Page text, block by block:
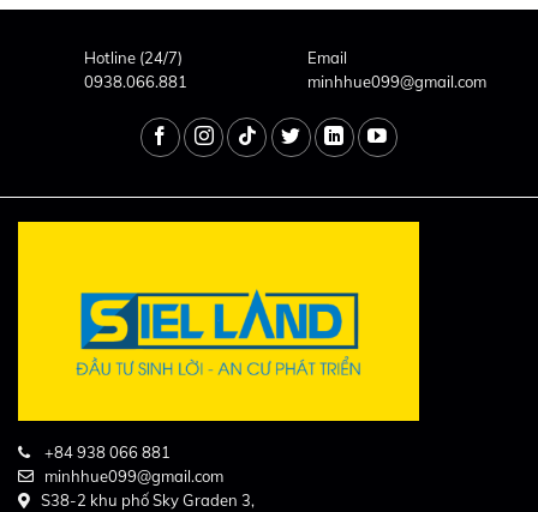
Hotline (24/7)
0938.066.881
Email
minhhue099@gmail.com
+84 938 066 881
minhhue099@gmail.com
S38-2 khu phố Sky Graden 3,